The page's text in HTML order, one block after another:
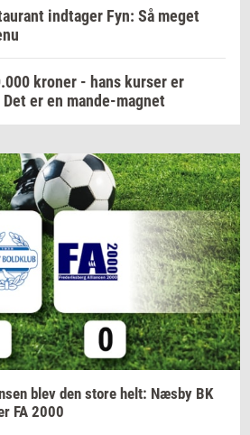
indtager Fyn: Så meget
kroner - hans kurser er
er en mande-magnet
blev den store helt: Næsby BK
FA 2000